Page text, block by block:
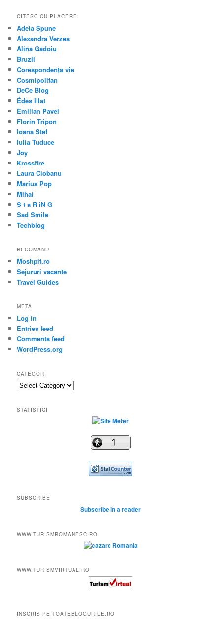
CITESC CU PLACERE
Adela Spune
Alexandra Verzes
Alina Gadoiu
Bruzli
Corespondența vie
Cosmipolitan
DeCe Blog
Édes Illat
Emilian Pavel
Florin Tripon
Ioana Stef
Iulia Tuduce
Joy
Krossfire
Laura Ciobanu
Marius Pop
Mihai
S t a R iN G
Sad Smile
Techblog
RECOMAND
Moshpit.ro
Sejururi vacante
Travel Guides
META
Log in
Entries feed
Comments feed
WordPress.org
CATEGORII
Categorii
STATISTICI
SUBSCRIBE
Subscribe in a reader
WWW.TURISMROMANESC.RO
WWW.TURISMVIRTUAL.RO
INSCRIS PE TOATEBLOGURILE.RO